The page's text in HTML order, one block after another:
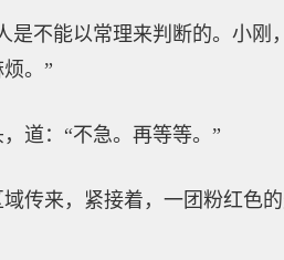
是不能以常理来判断的。小
。”
道：“不急。再等等。”
传来，紧接着，一团粉红色